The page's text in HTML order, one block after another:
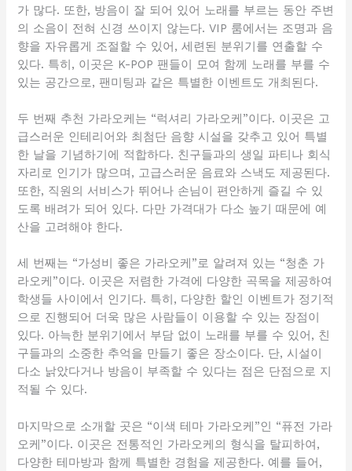
가 많다. 또한, 방음이 잘 되어 있어 노래를 부르는 동안 주변
의 소음이 전혀 신경 쓰이지 않는다. VIP 룸에서는 조명과 음
향을 자유롭게 조절할 수 있어, 세련된 분위기를 연출할 수
있다. 특히, 이곳은 K-POP 팬들이 모여 함께 노래를 부를 수
있는 공간으로, 팬미팅과 같은 특별한 이벤트도 개최된다.
두 번째 추천 가라오케는 “럭셔리 가라오케”이다. 이곳은 고
급스러운 인테리어와 최첨단 음향 시설을 갖추고 있어 특별
한 날을 기념하기에 적합하다. 친구들과의 생일 파티나 회식
자리로 인기가 많으며, 고급스러운 음료와 스낵도 제공된다.
또한, 직원의 서비스가 뛰어나 손님이 편안하게 즐길 수 있
도록 배려가 되어 있다. 다만 가격대가 다소 높기 때문에 예
산을 고려해야 한다.
세 번째는 “가성비 좋은 가라오케”로 알려져 있는 “청춘 가
라오케”이다. 이곳은 저렴한 가격에 다양한 곡목을 제공하여
학생들 사이에서 인기다. 특히, 다양한 할인 이벤트가 정기적
으로 진행되어 더욱 많은 사람들이 이용할 수 있는 장점이
있다. 아늑한 분위기에서 부담 없이 노래를 부를 수 있어, 친
구들과의 소중한 추억을 만들기 좋은 장소이다. 단, 시설이
다소 낡았다거나 방음이 부족할 수 있다는 점은 단점으로 지
적될 수 있다.
마지막으로 소개할 곳은 “이색 테마 가라오케”인 “퓨전 가라
오케”이다. 이곳은 전통적인 가라오케의 형식을 탈피하여,
다양한 테마방과 함께 특별한 경험을 제공한다. 예를 들어,